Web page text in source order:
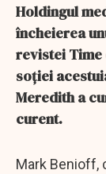
Holdingul
încheierea
revistei Time
soţiei
Meredith a
curent.
Mark Benioff,